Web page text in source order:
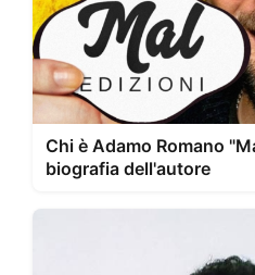
Chi è Adamo Romano
biografia dell'autore